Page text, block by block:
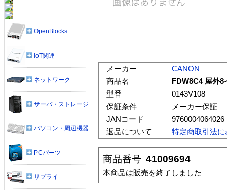
メーカー
CANON
商品名
FDW8C4 屋外
型番
0143V108
保証条件
メーカー保証
JANコード
9760004064026
返品について
特定商取引法
商品番号 41009694
本商品は販売を終了しました
OpenBlocks
IoT関連
ネットワーク
サーバ・ストレージ
パソコン・周辺機器
PCパーツ
サプライ